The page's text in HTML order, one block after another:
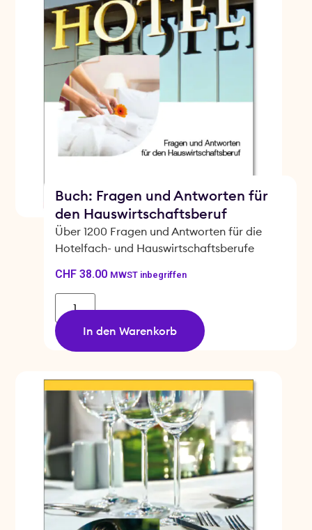
Buch: Fragen und Antworten für
den Hauswirtschaftsberuf
Über 1200 Fragen und Antworten für die
Hotelfach- und Hauswirtschaftsberufe
CHF38.00 MWST inbegriffen
In den Warenkorb